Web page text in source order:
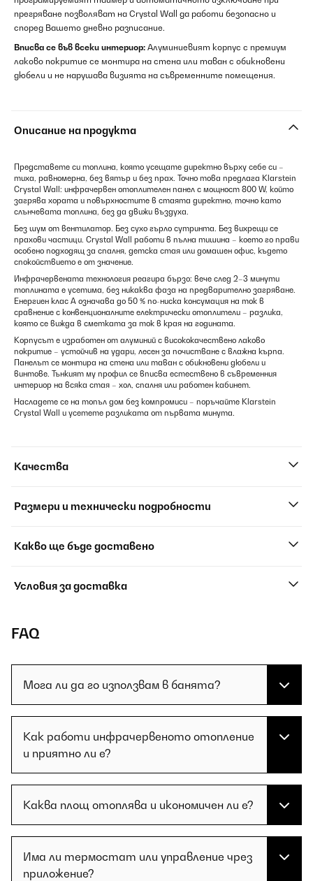
прегряване позволяват на Crystal Wall да работи безопасно и
според Вашето дневно разписание.
Вписва се във всеки интериор: Алуминиевият корпус с премиум
лаково покритие се монтира на стена или таван с обикновени
дюбели и не нарушава визията на съвременните помещения.
Описание на продукта
Представете си топлина, която усещате директно върху себе си –
тиха, равномерна, без вятър и без прах. Точно това предлага Klarstein
Crystal Wall: инфрачервен отоплителен панел с мощност 800 W, който
загрява хората и повърхностите в стаята директно, точно като
слънчевата топлина, без да движи въздуха.
Без шум от вентилатор. Без сухо гърло сутринта. Без вихрещи се
прахови частици. Crystal Wall работи в пълна тишина – което го прави
особено подходящ за спалня, детска стая или домашен офис, където
спокойствието е от значение.
Инфрачервената технология реагира бързо: вече след 2–3 минути
топлината е усетима, без никаква фаза на предварително загряване.
Енергиен клас А означава до 50 % по-ниска консумация на ток в
сравнение с конвенционалните електрически отоплители – разлика,
която се вижда в сметката за ток в края на годината.
Корпусът е изработен от алуминий с висококачествено лаково
покритие – устойчив на удари, лесен за почистване с влажна кърпа.
Панелът се монтира на стена или таван с обикновени дюбели и
винтове. Тънкият му профил се вписва естествено в съвременния
интериор на всяка стая – хол, спалня или работен кабинет.
Насладете се на топъл дом без компромиси – поръчайте Klarstein
Crystal Wall и усетете разликата от първата минута.
Качества
Размери и технически подробности
Какво ще бъде доставено
Условия за доставка
FAQ
Мога ли да го използвам в банята?
Как работи инфрачервеното отопление
и приятно ли е?
Каква площ отоплява и икономичен ли е?
Има ли термостат или управление чрез
приложение?